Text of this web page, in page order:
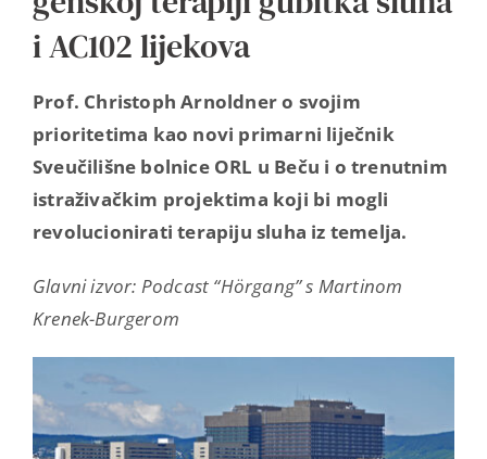
i AC102 lijekova
Prof. Christoph Arnoldner o svojim
prioritetima kao novi primarni liječnik
Sveučilišne bolnice ORL u Beču i o trenutnim
istraživačkim projektima koji bi mogli
revolucionirati terapiju sluha iz temelja.
Glavni izvor: Podcast “Hörgang” s Martinom
Krenek-Burgerom